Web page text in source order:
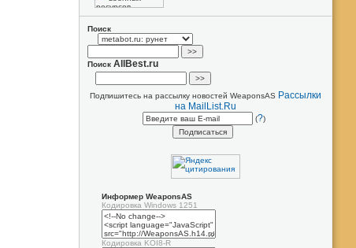
Поиск
Поиск AllBest.ru
Подпишитесь на рассылку новостей WeaponsAS Рассылки
на MailList.Ru
(?)
Информер WeaponsAS
Кодировка Windows 1251
Кодировка KOI8-R